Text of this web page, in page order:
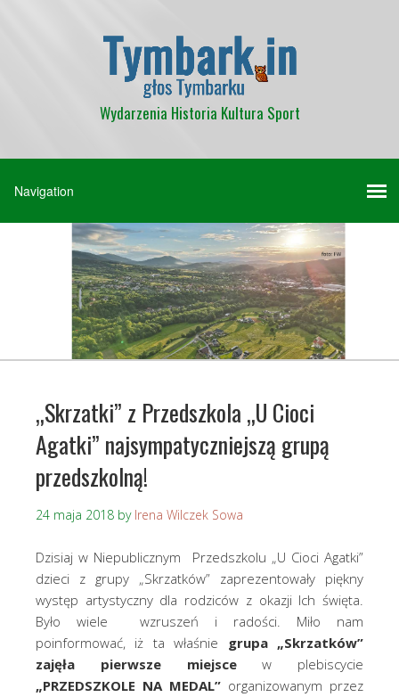
Wydarzenia Historia Kultura Sport
„Skrzatki” z Przedszkola „U Cioci
Agatki” najsympatyczniejszą grupą
przedszkolną!
24 maja 2018 by Irena Wilczek Sowa
Dzisiaj w Niepublicznym Przedszkolu „U Cioci Agatki”
dzieci z grupy „Skrzatków” zaprezentowały piękny
występ artystyczny dla rodziców z okazji Ich święta.
Było wiele wzruszeń i radości. Miło nam
poinformować, iż ta właśnie grupa „Skrzatków”
zajęła pierwsze miejscew plebiscycie
„PRZEDSZKOLE NA MEDAL” organizowanym przez